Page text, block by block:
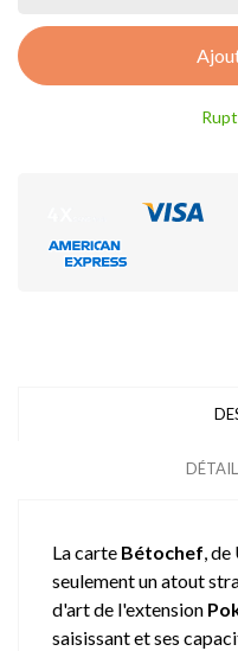
La carte Bétochef,
seulement un atout
d'art de l'extension
saisissant et ses